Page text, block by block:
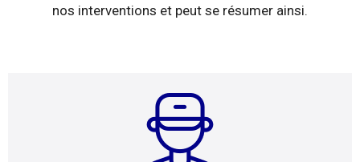
nos interventions et peut se résumer ainsi.